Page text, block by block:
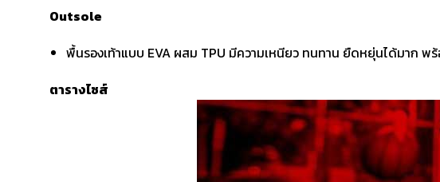
Outsole
พื้นรองเท้าแบบ EVA ผสม TPU มีความเหนียว ทนทาน ยืดหยุ่นได้มาก
ตารางไซส์